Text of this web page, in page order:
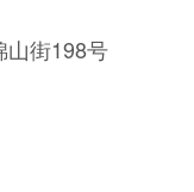
山街198号